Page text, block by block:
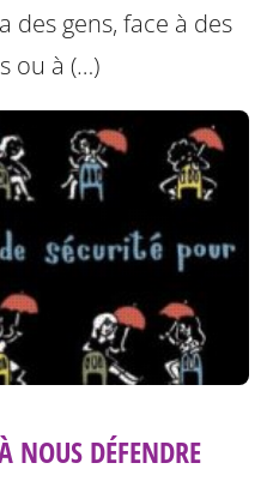
des gens, face à des
ou à (…)
NOUS DÉFENDRE